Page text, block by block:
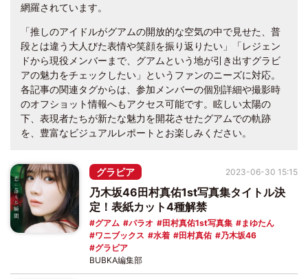
網羅されています。
「推しのアイドルがグアムの開放的な空気の中で見せた、普
段とは違う大人びた表情や笑顔を振り返りたい」「レジェン
ドから現役メンバーまで、グアムという地が引き出すグラビ
アの魅力をチェックしたい」というファンのニーズに対応。
各記事の関連タグからは、参加メンバーの個別詳細や撮影時
のオフショット情報へもアクセス可能です。眩しい太陽の
下、表現者たちが新たな魅力を開花させたグアムでの軌跡
を、豊富なビジュアルレポートとお楽しみください。
グラビア
乃木坂46田村真佑1st写真集タイトル決
定！表紙カット4種解禁
グアム パラオ 田村真佑1st写真集
まゆたん
ワニブックス
水着 田村真佑
乃木坂46
グラビア
2023-06-30 15:15
BUBKA編集部